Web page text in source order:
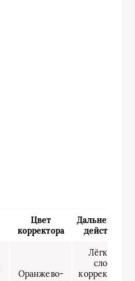
Цвет
корректора
Дальнейшее
действие
Оранжево-
Лёгкий
слой
корректора,